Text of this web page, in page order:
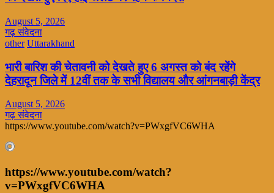
August 5, 2026
गढ़ संवेदना
other Uttarakhand
भारी बारिश की चेतावनी को देखते हुए 6 अगस्त को बंद रहेंगे
देहरादून जिले में 12वीं तक के सभी विद्यालय और आंगनबाड़ी केंद्र
August 5, 2026
गढ़ संवेदना
https://www.youtube.com/watch?v=PWxgfVC6WHA
https://www.youtube.com/watch?
v=PWxgfVC6WHA